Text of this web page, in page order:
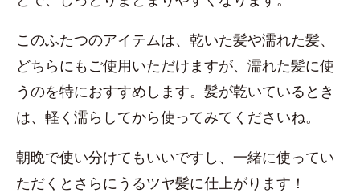
このふたつのアイテムは、乾いた髪や濡れた髪、
どちらにもご使用いただけますが、濡れた髪に使
うのを特におすすめします。髪が乾いているとき
は、軽く濡らしてから使ってみてくださいね。
朝晩で使い分けてもいいですし、一緒に使ってい
ただくとさらにうるツヤ髪に仕上がります！